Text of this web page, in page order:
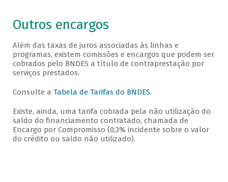
Outros encargos
Além das taxas de juros associadas às linhas e
programas, existem comissões e encargos que podem ser
cobrados pelo BNDES a título de contraprestação por
serviços prestados.
Consulte a Tabela de Tarifas do BNDES.
Existe, ainda, uma tarifa cobrada pela não utilização do
saldo do financiamento contratado, chamada de
Encargo por Compromisso (0,3% incidente sobre o valor
do crédito ou saldo não utilizado).